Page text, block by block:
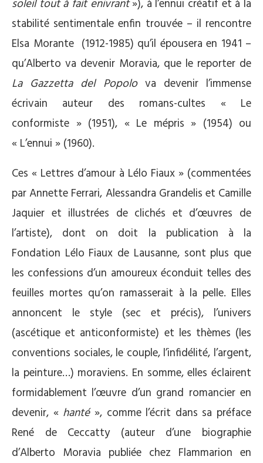
soleil tout à fait enivrant»), à l’ennui créatif et à la
stabilité sentimentale enfin trouvée – il rencontre
Elsa Morante (1912-1985) qu’il épousera en 1941 –
qu’Alberto va devenir Moravia, que le reporter de
La Gazzetta del Popolo va devenir l’immense
écrivain auteur des romans-cultes « Le
conformiste » (1951), « Le mépris » (1954) ou
« L’ennui » (1960).
Ces « Lettres d’amour à Lélo Fiaux » (commentées
par Annette Ferrari, Alessandra Grandelis et Camille
Jaquier et illustrées de clichés et d’œuvres de
l’artiste), dont on doit la publication à la
Fondation Lélo Fiaux de Lausanne, sont plus que
les confessions d’un amoureux éconduit telles des
feuilles mortes qu’on ramasserait à la pelle. Elles
annoncent le style (sec et précis), l’univers
(ascétique et anticonformiste) et les thèmes (les
conventions sociales, le couple, l’infidélité, l’argent,
la peinture…) moraviens. En somme, elles éclairent
formidablement l’œuvre d’un grand romancier en
devenir, « hanté», comme l’écrit dans sa préface
René de Ceccatty (auteur d’une biographie
d’Alberto Moravia publiée chez Flammarion en